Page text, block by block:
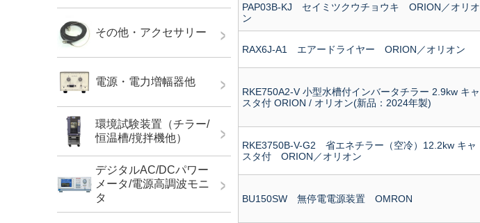
PAP03B-KJ セイミツクウチョウキ ORION／オリオ
ン
RAX6J-A1 エアードライヤー ORION／オリオン
RKE750A2-V 小型水槽付インバータチラー 2.9kw キャ
スタ付 ORION / オリオン(新品：2024年製)
RKE3750B-V-G2 省エネチラー（空冷）12.2kw キャ
スタ付 ORION／オリオン
BU150SW 無停電電源装置 OMRON
その他・アクセサリー
電源・電力増幅器他
環境試験装置（チラー/
恒温槽/撹拌機他）
デジタルAC/DCパワー
メータ/電源高調波モニ
タ